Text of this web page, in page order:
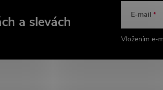
a slevách E-mail
Vložením e-